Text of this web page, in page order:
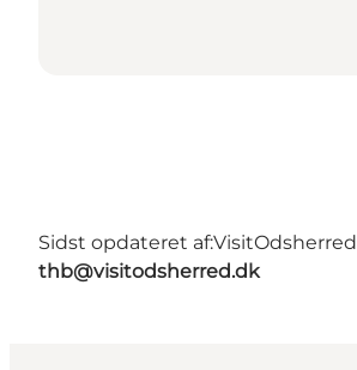
Sidst opdateret af:VisitOdsherred
thb@visitodsherred.dk